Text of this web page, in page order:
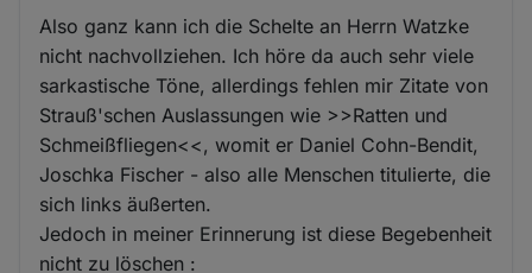
Also ganz kann ich die Schelte an Herrn Watzke
nicht nachvollziehen. Ich höre da auch sehr viele
sarkastische Töne, allerdings fehlen mir Zitate von
Strauß'schen Auslassungen wie >>Ratten und
Schmeißfliegen<<, womit er Daniel Cohn-Bendit,
Joschka Fischer - also alle Menschen titulierte, die
sich links äußerten.
Jedoch in meiner Erinnerung ist diese Begebenheit
nicht zu löschen :